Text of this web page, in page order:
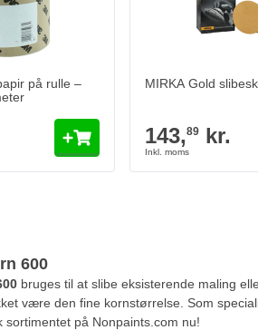
Læg i kurv
på rulle –
MIRKA Gold
143,89 kr.
600
bruges til at slibe eksisterende maling
være den fine kornstørrelse. Som
sortimentet på Nonpaints.com nu!